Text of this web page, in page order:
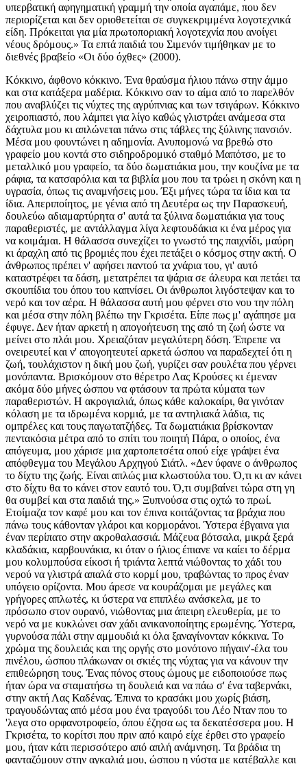
υπερβατική αφηγηματική γραμμή την οποία αγαπάμε, που δεν
περιορίζεται και δεν οριοθετείται σε συγκεκριμμένα λογοτεχνικά
είδη. Πρόκειται για μία πρωτοποριακή λογοτεχνία που ανοίγει
νέους δρόμους.» Τα επτά παιδιά του Σιμενόν τιμήθηκαν με το
διεθνές βραβείο «Οι δύο όχθες» (2000).
Κόκκινο, άφθονο κόκκινο. Ένα θραύσμα ήλιου πάνω στην άμμο και στα κατάξερα μαδέρια. Κόκκινο σαν το αίμα από το παρελθόν που αναβλύζει τις νύχτες της αγρύπνιας και των τσιγάρων. Κόκκινο χειροπιαστό, που λάμπει για λίγο καθώς γλιστράει ανάμεσα στα δάχτυλα μου κι απλώνεται πάνω στις τάβλες της ξύλινης πανσιόν. Μέσα μου φουντώνει η αδημονία. Ανυπομονώ να βρεθώ στο γραφείο μου κοντά στο σιδηροδρομικό σταθμό Μαπότσο, με το μεταλλικό μου γραφείο, τα δύο δωματιάκια μου, την κουζίνα με τα ράφια, τα κατσαρόλια και τα βιβλία μου που τα τρώει η σκόνη και η υγρασία, όπως τις αναμνήσεις μου. Έξι μήνες τώρα τα ίδια και τα ίδια. Απεριποίητος, με γένια από τη Δευτέρα ως την Παρασκευή, δουλεύω αδιαμαρτύρητα σ' αυτά τα ξύλινα δωματιάκια για τους παραθεριστές, με αντάλλαγμα λίγα λεφτουδάκια κι ένα μέρος για να κοιμάμαι. Η θάλασσα συνεχίζει το γνωστό της παιχνίδι, μαύρη κι άραχλη από τις βρομιές που έχει πετάξει ο κόσμος στην ακτή. Ο άνθρωπος πρέπει ν' αφήσει παντού τα χνάρια του, γι' αυτό καταστρέφει τα δάση, μετατρέπει τα ψάρια σε άλευρα και πετάει τα σκουπίδια του όπου του καπνίσει. Οι άνθρωποι λιγόστεψαν και το νερό και τον αέρα. Η θάλασσα αυτή μου φέρνει στο νου την πόλη και μέσα στην πόλη βλέπω την Γκρισέτα. Είπε πως μ' αγάπησε μα έφυγε. Δεν ήταν αρκετή η απογοήτευση της από τη ζωή ώστε να μείνει στο πλάι μου. Χρειαζόταν μεγαλύτερη δόση. Έπρεπε να ονειρευτεί και ν' απογοητευτεί αρκετά ώσπου να παραδεχτεί ότι η ζωή, τουλάχιστον η δική μου ζωή, γυρίζει σαν ρουλέτα που γέρνει μονόπαντα. Βρισκόμουν στο θέρετρο Λας Κρούσες κι έμεναν ακόμα δύο μήνες ώσπου να φτάσουν τα πρώτα κύματα των παραθεριστών. Η ακρογιαλιά, όπως κάθε καλοκαίρι, θα γινόταν κόλαση με τα ιδρωμένα κορμιά, με τα αντηλιακά λάδια, τις ομπρέλες και τους παγωτατζήδες. Τα δωματιάκια βρίσκονταν πεντακόσια μέτρα από το σπίτι του ποιητή Πάρα, ο οποίος, ένα απόγευμα, μου χάρισε μια χαρτοπετσέτα οπού είχε γράψει ένα απόφθεγμα του Μεγάλου Αρχηγού Σιάτλ. «Δεν ύφανε ο άνθρωπος το δίχτυ της ζωής. Είναι απλώς μια κλωστούλα του. Ό,τι κι αν κάνει στο δίχτυ θα το κάνει στον εαυτό του. Ό,τι συμβαίνει τώρα στη γη θα συμβεί και στα παιδιά της.» Ξυπνούσα στις οχτώ το πρωί. Ετοίμαζα τον καφέ μου και τον έπινα κοιτάζοντας τα βράχια που πάνω τους κάθονταν γλάροι και κορμοράνοι. Ύστερα έβγαινα για έναν περίπατο στην ακροθαλασσιά. Μάζευα βότσαλα, μικρά ξερά κλαδάκια, καρβουνάκια, κι όταν ο ήλιος έπιανε να καίει το δέρμα μου κολυμπούσα είκοσι ή τριάντα λεπτά νιώθοντας το χάδι του νερού να γλιστρά απαλά στο κορμί μου, τραβώντας το προς έναν υπόγειο ορίζοντα. Μου άρεσε να κουράζομαι με μεγάλες και γρήγορες απλωτές, κι ύστερα να επιπλέω ανάσκελα, με το πρόσωπο στον ουρανό, νιώθοντας μια άπειρη ελευθερία, με το νερό να με κυκλώνει σαν χάδι ανικανοποίητης ερωμένης. Ύστερα, γυρνούσα πάλι στην αμμουδιά κι όλα ξαναγίνονταν κόκκινα. Το χρώμα της δουλειάς και της οργής στο μονότονο πήγαιν'-έλα του πινέλου, ώσπου πλάκωναν οι σκιές της νύχτας για να κάνουν την επιθεώρηση τους. Ένας πόνος στους ώμους με ειδοποιούσε πως ήταν ώρα να σταματήσω τη δουλειά και να πάω σ' ένα ταβερνάκι, στην ακτή Λας Καδένας. Έπινα το κρασάκι μου χωρίς βιάση, τραγουδώντας από μέσα μου ένα τραγούδι του Λέο Νταν που το 'λεγα στο ορφανοτροφείο, όπου έζησα ως τα δεκατέσσερα μου. Η Γκρισέτα, το κορίτσι που πριν από καιρό είχε έρθει στο γραφείο μου, ήταν κάτι περισσότερο από απλή ανάμνηση. Τα βράδια τη φανταζόμουν στην αγκαλιά μου, ώσπου η νύστα με κατέβαλλε και μπορούσα να νιώσω την ικανοποίηση πως επέζησα μία μέρα ακόμα. Η αισιοδοξία της, το χαμόγελο της, η φρεσκάδα των ονείρων της με είχαν λυγίσει. Είναι ωραίο να παραδίνεσαι και να πιστεύεις. Όμως, ήταν πολύ πρόωρη κι άξαφνη η φυγή της. Ένα άνοστο ξημέρωμα, αφού κάναμε έρωτα, ανάψαμε τσιγάρα και τη συνόδεψα ως το σταθμό των λεωφορείων. Η συνέχεια είναι η γνώριμη θλίψη, οι επαναλαμβανόμενοι μονόλογοι μου, η απόφαση να σταματήσω τη δουλειά και να επιστρέψω στη γειτονιά μου με τα παλιά, πιστά σπίτια, σαν το γάτο μου, το Σιμενόν που μ' έβλεπε να δουλεύω εκείνο το απόγευμα, πλαγιασμένος δίπλα στα κουτιά με την μπογιά. «Έναν τενεκέ ακόμα και τέρμα» τον άκουσα να λέει. Παρατήρησα το λευκό του τρίχωμα και τα πράσινα μάτια του, απ' όπου μου φάνηκε πως γλιστρούσε ένα δάκρυ. «Ίσα ίσα για να είμαι συνεπής στις υποχρεώσεις μου, να πληρωθώ και θα γυρίσουμε στο Σαντιάγο. Εσύ στις στέγες σου κι εγώ στις δικές μου.» Δεν είχα και πολλά να πω στον Γαρίδο, τον ιδιοκτήτη της πανσιόν. Του είχα ήδη δώσει τις εξηγήσεις μου. Περίμενα να ελέγξει τη δουλειά μου και να με πληρώσει τα δέοντα. Ενώ τον κοίταζα, έβγαλα από την τσέπη μου το τέταρτο τσιγάρο της τελευταίας μισής ώρας. Ο Γαρίδο δεν ήταν πάνω από ένα πενήντα ύψος. Φαλακρός, με μάτια σχιστά σαν κινέζου, περπατούσε στητός με το χαρακτηριστικό βάδισμα που κάνουν οι κοντοί, ή όσοι έφαγαν κάμποσα χρονάκια σε στρατώνες, στην τρεχάλα σαν τα μουλάρια από ήλιο σε ήλιο, ζώντας με την ανυπόφορη αγωνία αν γυαλίζουν αρκετά οι μπότες τους. Πήγε σ' όλα τα δωμάτια, άγγιξε τους τοίχους να δει αν στέγνωσε η μπογιά, και τελικά στάθηκε πλάι μου. Χαμογέλασε ανόρεχτα κι έβγαλε ένα φάκελο από το βαλιτσάκι του. «Καλό φαίνεται» είπε. «Και τα δωμάτια και τα παράθυρα. Το πιο ζόρικο είναι τα παράθυρα. Έχουν πολλές λεπτομέρειες και χρειάζεται να έχεις χέρι και υπομονή.» «Δε νομίζεις πως είναι ώρα να με πληρώσεις, επιτέλους;» τον έκοψα. Δεν είχα καμία όρεξη να βυθιστώ σε στοχασμούς σχετικά με την τέχνη του μπογιατζή. Τα νύχια μου, που ήταν βαμμένα κόκκινα, έφταναν και περίσσευαν για να μου θυμίζουν για πολλές μέρες ακόμη το μέρος όπου είχα περάσει τους τελευταίους έξι μήνες. «Με στεναχωρεί η παραίτησή σου. Είχα βασιστεί σ' εσένα για όλη τη σεζόν. Τώρα θα πρέπει να ψάξω να βρω άλλον υπάλληλο.» «Το πόστο είναι λίαν ελκυστικό: διευθυντής σε θερινή πανσιόν. Εύκολα θα βρεις κάποιο κορόιδο.» Ο Γαρίδο χαμογέλασε άκεφα, κοίταξε τον φάκελο που βαστούσε στο αριστερό του χέρι και μου τον έδωσε. «Διακόσιες χιλιάδες» είπε. «Είχαμε συμφωνήσει τα διπλά.» «Παραιτήθηκες πρόωρα, κι έτσι χάνεις ένα μέρος απ' όσα δικαιούσαι. Είναι μέσα στους όρους του συμφωνητικού.» «Και δεν έχω σε ποιον να διαμαρτυρηθώ. Σωστά;» «Μάζεψε τα πράγματα σου. Εγώ σε χαιρετώ» είπε γρήγορα για να μην αφήσει περιθώρια γι' άλλη συζήτηση. Σ' άλλη εποχή θα του τσαλάκωνα τη μούρη, μα είχα καταφύγει στην παραλία για να ξεφύγω από τη βία. Είχα σιχαθεί τον πόνο κι είχα βαρεθεί να προσπαθώ ν' αλλάξω την πορεία των πραγμάτων. Ήμουν απαυδισμένος από την πάλη με τη βρομιά, γιατί αυτοί που κερδίζουν στο τέλος, παίρνουν πάντα και το μαχαίρι και το πεπόνι. Είχα κουραστεί, μα ταυτόχρονα δεν μπορούσα ν' αντέξω άλλη κοροϊδία. Ακόμα και στα προσωπικά μου, στον τρυφερό και γλυκό έρωτα, είχα παίξει άσχημα κι έχασα. Γι' αυτό, ενόσω άκουγα τον Γαρίδο, σκεφτόμουν κάτι που είχα διαβάσει πριν από μερικούς μήνες: «Δε θέλω ν' αλλάξω τον κόσμο. Πασχίζω απλώς να μη με αλλάξει ο κόσμος.» Δε θυμόμουν την προέλευση της φράσης και καταράστηκα την κακή μου μνήμη. Είμαι ανίκανος να συγκρατήσω τρεις αριθμούς ή ένα σπάνιο όνομα, είναι γεγονός. Μα είναι επίσης αλήθεια, πως η ασίγαστη πάλη ενάντια στις αλλαγές που σου επιβάλλουν σε αναγκάζει να μη συμβιβάζεσαι μ' αυτό που ονομάζω: «ο κόσμος». Δεν μπορώ να μη διαμαρτύρομαι και εξεγείρομαι αναζητώντας εκείνη την παλιά επανάσταση, που στο κάτω κάτω σου επιτρέπει να σμίξεις τη μια μέρα με την άλλη. «Και μην ξεχάσεις το γάτο» είπε ο Γαρίδο, δείχνοντας τον Σιμενόν που μας παρατηρούσε από την πόρτα του δωματίου που μας φιλοξένησε ως εκείνο το απόγευμα. Ο θαλασσινός αέρας του είχε κάνει καλό. Το ολόλευκο τρίχωμα του έλαμπε και είχε παχύνει τόσο που, από το βάρος, περπατούσε πιο αργά. Έβαλα στην τσέπη μου τα χρήματα. Ο Σιμενόν βολεύτηκε στο αριστερό μου μπράτσο, και με το δεξί χέρι σήκωσα την τσάντα που περιείχε τα λιγοστά μου υπάρχοντα. Τρία ξεβαμμένα πουκάμισα, τα ανάλογα σώβρακα και κάλτσες, δύο χοντρά γιλέκα, ένα ταλαιπωρημένο αντίτυπο του Πιάνο Μπαρ για μοναχικούς, ένα σημειωματάριο, οδοντόβουρτσα και δύο γράμματα της Γκρισέτα. Αποχαιρέτησα τον Γαρίδο που χτύπησε τα τακούνια του σε στάση προσοχής και χαμογέλασε, χαρούμενος που μ' έβλεπε να φεύγω από το φέουδό του. Ανάσανα τον αλμυρό αέρα και πήρα το αμμουδερό μονοπάτι που οδηγούσε στο Σαντιάγο. Έφτασα στον αυτοκινητόδρομο, όμως, αντί να περπατήσω προς τη στάση των λεωφορείων σήκωσα το δεξί μου χέρι για να κάνω οτοστόπ. Το φορτηγό πέρασε δίπλα μου με ταχύτητα και δεν σταμάτησε. Μισή ώρα αργότερα, ύστερα από μια ντουζίνα αποτυχημένες απόπειρες, ένα πράσινο φορτηγάκι σταμάτησε. Οδηγούσε μια γυναίκα, μελαχρινή με μεγάλα μάτια. Μελέτησε εξονυχιστικά το παρουσιαστικό μου προτού κατεβάσει το τζάμι της πόρτας του συνοδηγού. «Πηγαίνω στο Σαντιάγο» είπα. «Ανέβα. Μα σε προειδοποιώ πως θέλω να περάσω πρώτα από το Βαλπαραΐσο. Έχω μια δουλειά.» «Δε βιάζομαι. Άλλωστε, θα μου κάνει καλό στην ψυχή να δω τα βουνά του Βαλπαραΐσο.» Η γυναίκα τακτοποίησε πίσω την τσάντα που βρίσκονταν στη θέση του συνοδηγού και μου έκανε νόημα να μπω. «Φαινόσουν συμπαθητικούλης με το γάτο στην αγκαλιά» είπε μόλις έβαλε μπρος το αμάξι. «Συμπαθής και ακίνδυνος.» «Έτσι είμαι» είπα και χαμογέλασα. «Όλο και περισσότερο συμπαθητικός και ακίνδυνος. Μάλλον φταίει η ηλικία.» «Εγώ δεν είπα πως φαίνεσαι γέρος. Απλώς δε δείχνεις τουρίστας του δρόμου. Ξέρεις, μαύρα ρούχα, ξυρισμένο κεφάλι, παγούρι και φανερή έλλειψη καθαριότητας. Έχει γεμίσει ο τόπος από δαύτους και δεν είναι να τους έχεις εμπιστοσύνη» είπε η γυναίκα. Άνοιξε ταχύτητα και συνέχισε: «Με λένε Βερόνικα Χέλδρες και δουλεύω σ' ένα γραφείο περιβαλλοντικών μελετών. Ρύπανση, τοξικά απόβλητα, προστασία της πανίδας. Όπως καταλαβαίνεις, από δουλειά έχω μπόλικη.» «Ερέδια.» Είπα σκέτο τ' όνομα μου, γιατί δεν ήξερα τι άλλο να προσθέσω. Δεν είχα διεύθυνση κατοικίας, ούτε όρεξη ν' αποκαλύψω το παρελθόν μου σε μια άγνωστη. «Ο γάτος έχει όνομα;» «Σιμενόν.» «Όπως ο ποδοσφαιριστής;» «Ναι, έπαιζε στην επίθεση, σ' ένα αχτύπητο τρίο μαζί με τον Σοριάνο και τον Ονέτι.» «Μάλλον είπα κοτσάνα, ε;» ρώτησε προτού πάρει μια στροφή με μεγαλύτερη ταχύτητα απ' την επιτρεπόμενη. Η γυναίκα ήταν ευγενική και φλύαρη. Ήταν παντρεμένη μ' έναν αμερικανό δασολόγο που τον είχε γνωρίσει ότα